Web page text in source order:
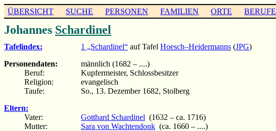
ÜBERSICHT SUCHE PERSONEN FAMILIEN ORTE BERUFE
Johannes Schardinel
Tafelindex: 1 „Schardinel“ auf Tafel Hoesch–Heidermanns (JPG)
Personendaten:
männlich (1682 – ....)
Beruf:
Kupfermeister, Schlossbesitzer
Religion:
evangelisch
Taufe:
So., 13. Dezember 1682, Stolberg
Eltern:
Vater:
Gotthard Schardinel (1632 – ca. 1716)
Mutter:
Sara von Wachtendonk (ca. 1660 – ....)